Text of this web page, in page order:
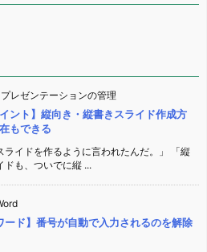
プレゼンテーションの管理
イント】縦向き・縦書きスライド作成方
もできる
ライドを作るように言われたんだ。」 「縦
ドも、ついでに縦 ...
ード】番号が自動で入力されるのを解除